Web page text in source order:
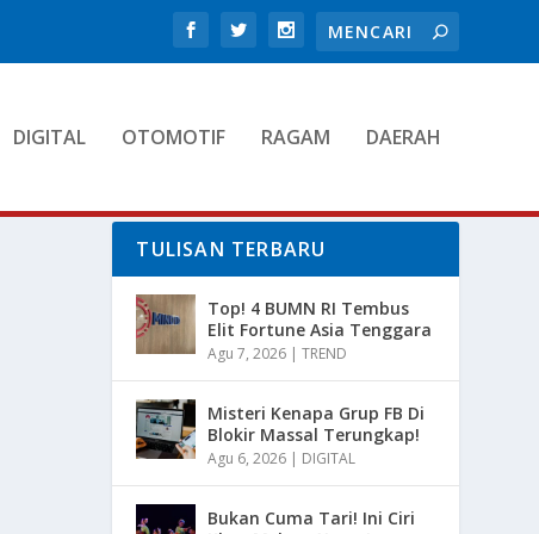
DIGITAL OTOMOTIF RAGAM DAERAH
TULISAN TERBARU
Top! 4 BUMN RI Tembus
Elit Fortune Asia Tenggara
Agu 7, 2026 |TREND
Misteri Kenapa Grup FB Di
Blokir Massal Terungkap!
Agu 6, 2026 | DIGITAL
Bukan Cuma Tari! Ini Ciri